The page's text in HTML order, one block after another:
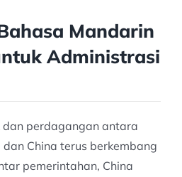
Mandarin
Administrasi
perdagangan antara
China terus berkembang
pemerintahan, China